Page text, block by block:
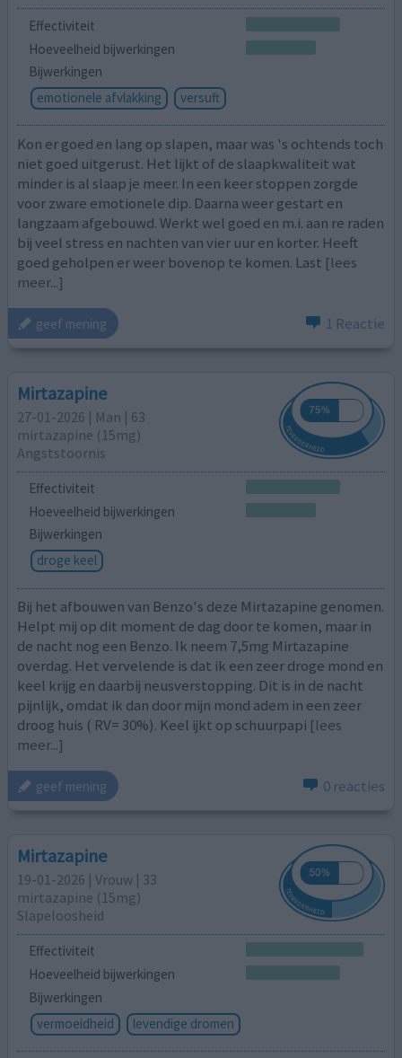
Effectiviteit
Hoeveelheid bijwerkingen
Bijwerkingen
emotionele afvlakking
versuft
Kon er goed en lang op slapen, maar was 's ochtends toch
niet goed uitgerust. Het lijkt of de slaapkwaliteit wat
minder is al slaap je meer. In een keer stoppen zorgde
voor zware emotionele dip. Daarna weer gestart en
langzaam afgebouwd. Werkt wel goed en m.i. aan re raden
bij veel stress en nachten van vier uur en korter. Heeft
goed geholpen er weer bovenop te komen. Last [lees
meer...]
geef mening 1 Reactie
Mirtazapine
27-01-2026 | Man | 63
mirtazapine (15mg)
Angststoornis
Effectiviteit
Hoeveelheid bijwerkingen
Bijwerkingen
droge keel
Bij het afbouwen van Benzo's deze Mirtazapine genomen.
Helpt mij op dit moment de dag door te komen, maar in
de nacht nog een Benzo. Ik neem 7,5mg Mirtazapine
overdag. Het vervelende is dat ik een zeer droge mond en
keel krijg en daarbij neusverstopping. Dit is in de nacht
pijnlijk, omdat ik dan door mijn mond adem in een zeer
droog huis ( RV= 30%). Keel ijkt op schuurpapi [lees
meer...]
geef mening 0 reacties
Mirtazapine
19-01-2026 | Vrouw | 33
mirtazapine (15mg)
Slapeloosheid
Effectiviteit
Hoeveelheid bijwerkingen
Bijwerkingen
vermoeidheid
levendige dromen